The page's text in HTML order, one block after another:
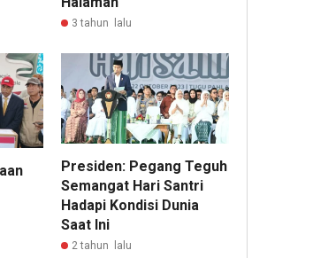
3 tahun lalu
Presiden: Pegang Teguh
Semangat Hari Santri
Hadapi Kondisi Dunia
Saat Ini
2 tahun lalu